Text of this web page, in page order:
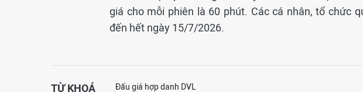
giá cho mỗi phiên là 60 phút. Các cá nhân, tổ chức
đến hết ngày 15/7/2026.
TỪ KHOÁ Đấu giá hợp danh DVL